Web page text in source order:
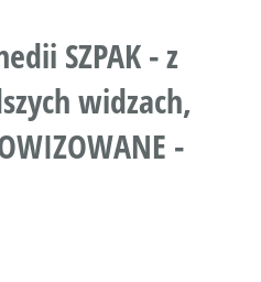
SZPAK - z
widzach,
-